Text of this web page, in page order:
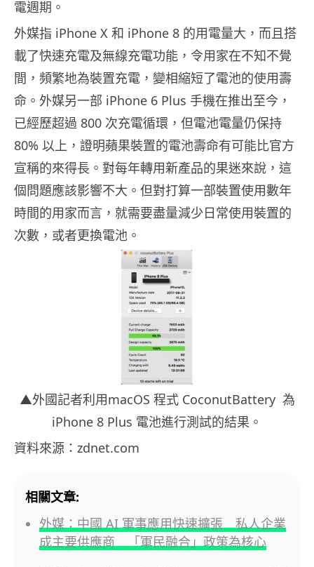
電週期。
外媒指 iPhone X 和 iPhone 8 的用電量大，而且搭
載了快速充電及無線充電功能，令用家在不知不覺
間，頻繁地為裝置充電，變相縮短了電池的使用壽
命。外媒另一部 iPhone 6 Plus 手機在推出至今，
已經歷超過 800 次充電循環，但電池電量仍保持
80% 以上，證明蘋果裝置的電池壽命有可能比官方
宣稱的來得長。對每年轉用新產品的果迷來說，這
個問題應該影響不大。但對打算一部裝置使用數年
時間的用家而言，就需要盡量減少日常使用裝置的
次數，或者更換電池。
▲外國記者利用macOS 程式 CoconutBattery 為
iPhone 8 Plus 電池進行測試的結果。
資料來源：zdnet.com
相關文章:
外媒：中國 AI 軍事應用快速擴張 私人企業
成主要供應商 「軍民融合」政策為核心